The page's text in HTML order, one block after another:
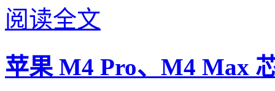
阅读全文
苹果 M4 Pro、M4 Max